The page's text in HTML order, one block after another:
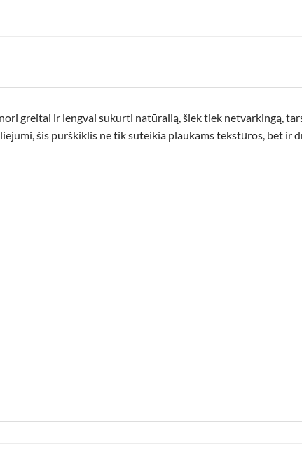
greitai ir lengvai sukurti natūralią, šiek tiek netvarkingą,
šis purškiklis ne tik suteikia plaukams tekstūros, bet ir